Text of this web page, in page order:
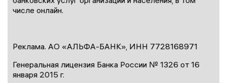
числе онлайн.
Реклама. АО «АЛЬФА-БАНК», ИНН 7728168971
Генеральная лицензия Банка России № 1326 от 16
января 2015 г.